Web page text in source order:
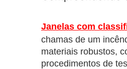
Janelas com
chamas de um
materiais robustos,
procedimentos de